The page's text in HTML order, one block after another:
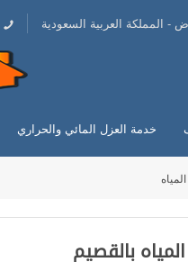
المملكة العربية السعودية
خدمة العزل المائي والحراري
بالقصيم